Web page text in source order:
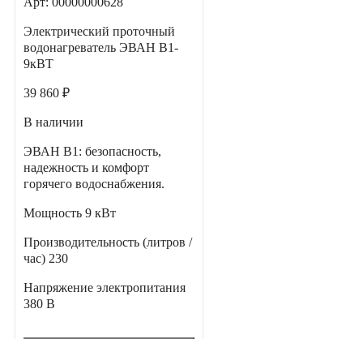
Электрический проточный
водонагреватель ЭВАН В1-
9кВТ
39 860 ₽
В наличии
ЭВАН В1: безопасность,
надежность и комфорт
горячего водоснабжения.
Мощность 9 кВт
Производительность (литров /
час) 230
Напряжение электропитания
380 В